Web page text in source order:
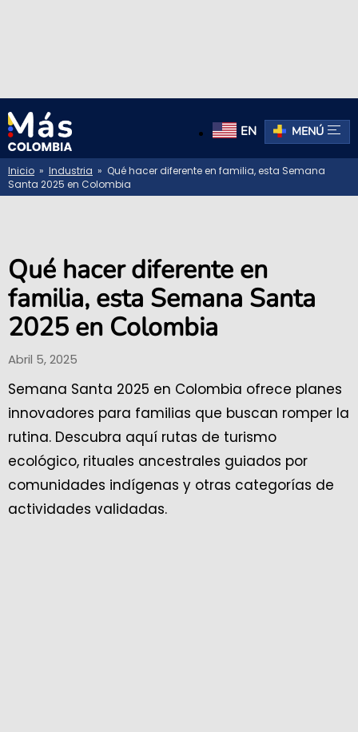
EN MENÚ
Inicio » Industria » Qué hacer diferente en familia, esta Semana
Santa 2025 en Colombia
Qué hacer diferente en
familia, esta Semana Santa
2025 en Colombia
Abril 5, 2025
Semana Santa 2025 en Colombia ofrece planes
innovadores para familias que buscan romper la
rutina. Descubra aquí rutas de turismo
ecológico, rituales ancestrales guiados por
comunidades indígenas y otras categorías de
actividades validadas.